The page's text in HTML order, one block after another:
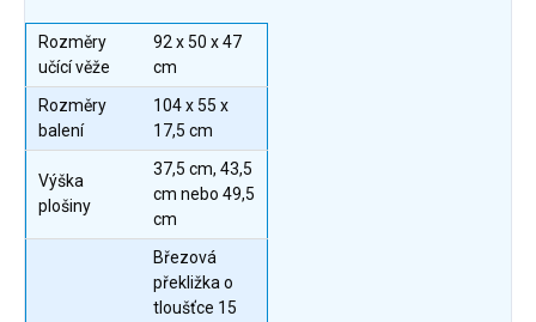
Rozměry
učící věže
92 x 50 x 47
cm
Rozměry
balení
104 x 55 x
17,5 cm
Výška
plošiny
37,5 cm, 43,5
cm nebo 49,5
cm
Březová
překližka o
tloušťce 15